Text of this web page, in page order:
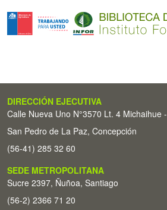
DIRECCIÓN EJECUTIVA
Calle Nueva Uno N°3570 Lt. 4 Michaihue -
San Pedro de La Paz, Concepción
(56-41) 285 32 60
SEDE METROPOLITANA
Sucre 2397, Ñuñoa, Santiago
(56-2) 2366 71 20